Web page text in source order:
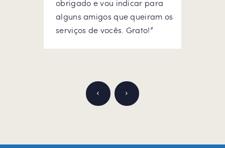
obrigado e vou indicar para
alguns amigos que queiram os
serviços de vocês. Grato!”